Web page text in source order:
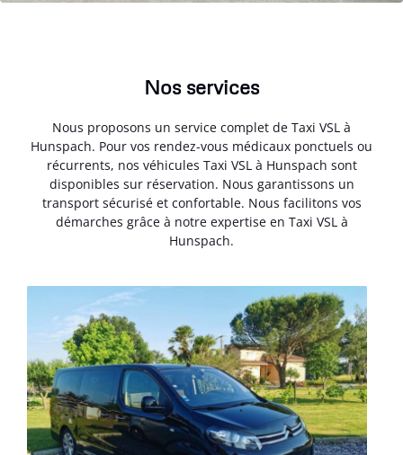
Nos services
Nous proposons un service complet de Taxi VSL à
Hunspach. Pour vos rendez-vous médicaux ponctuels ou
récurrents, nos véhicules Taxi VSL à Hunspach sont
disponibles sur réservation. Nous garantissons un
transport sécurisé et confortable. Nous facilitons vos
démarches grâce à notre expertise en Taxi VSL à
Hunspach.